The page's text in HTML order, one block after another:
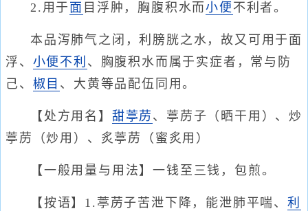
2.用于 面 目浮肿，胸腹积水而小便 不利者。
本品泻肺气之闭，利膀胱之水，故又可用于面
浮、 小便不利 、胸腹积水而属于实症者，常与防
己、 椒目 、大黄等品配伍同用。
【处方用名】 甜葶苈 、葶苈子（晒干用）、炒
葶苈（炒用）、炙葶苈（蜜炙用）
【一般用量与用法】一钱至三钱，包煎。
【按语】1.葶苈子苦泄下降，能泄肺平喘、 利